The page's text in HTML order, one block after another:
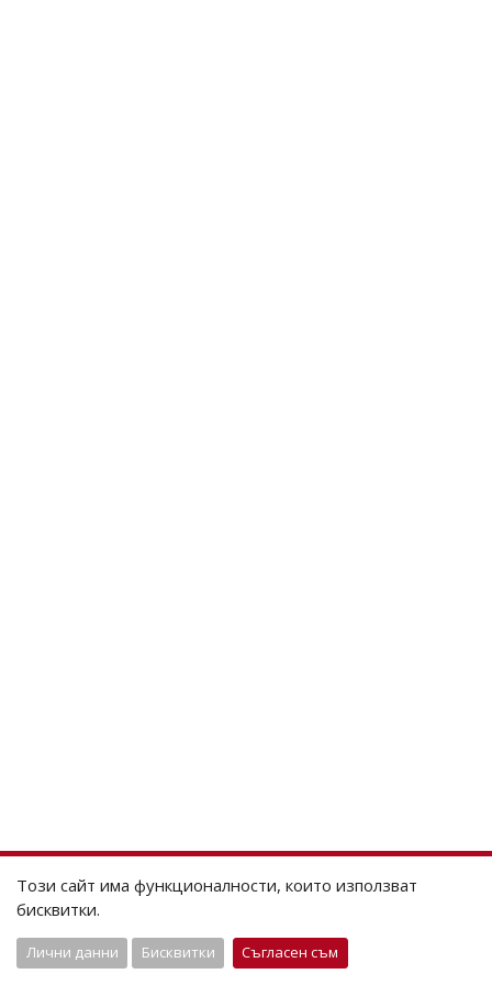
Този сайт има функционалности, които използват
бисквитки.
Лични данни Бисквитки Съгласен съм